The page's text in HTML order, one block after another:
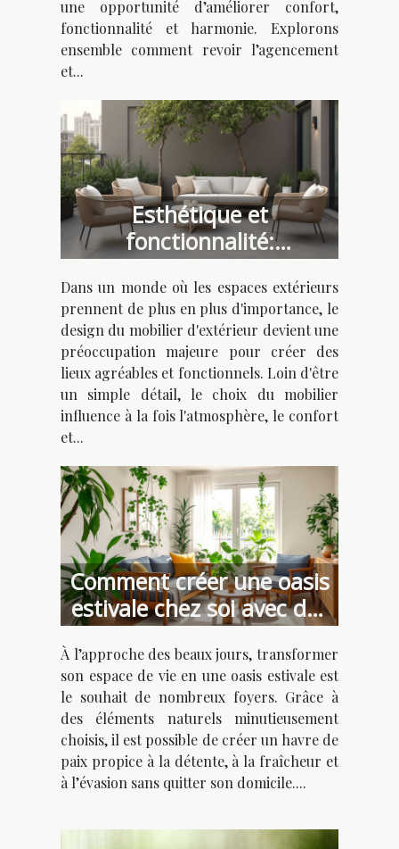
une opportunité d’améliorer confort,
fonctionnalité et harmonie. Explorons
ensemble comment revoir l’agencement
et...
Esthétique et
fonctionnalité:
l'importance du design
dans le mobilier
d'extérieur
Dans un monde où les espaces extérieurs
prennent de plus en plus d'importance, le
design du mobilier d'extérieur devient une
préoccupation majeure pour créer des
lieux agréables et fonctionnels. Loin d'être
un simple détail, le choix du mobilier
influence à la fois l'atmosphère, le confort
et...
Comment créer une oasis
estivale chez soi avec des
éléments naturels ?
À l’approche des beaux jours, transformer
son espace de vie en une oasis estivale est
le souhait de nombreux foyers. Grâce à
des éléments naturels minutieusement
choisis, il est possible de créer un havre de
paix propice à la détente, à la fraîcheur et
à l’évasion sans quitter son domicile....